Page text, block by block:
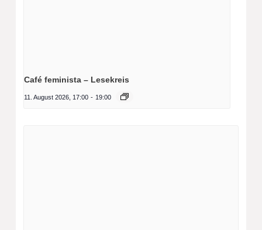
Café feminista – Lesekreis
11. August 2026, 17:00 - 19:00